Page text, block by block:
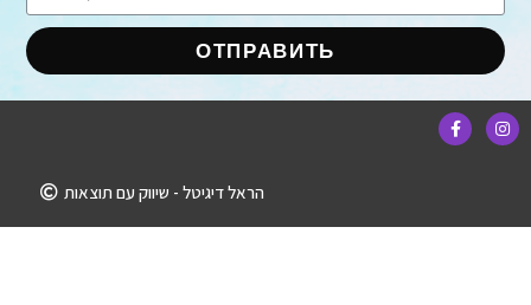
ОТПРАВИТЬ
הראל דיגיטל - שיווק עם תוצאות